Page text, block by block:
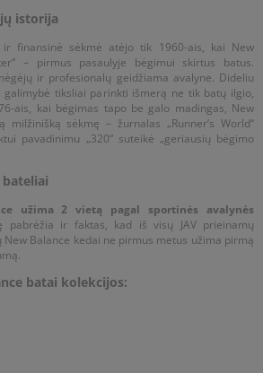
istorija
ir finansinė sėkmė atėjo tik 1960-ais, kai New
– pirmus pasaulyje bėgimui skirtus batus.
ir profesionalų geidžiama avalyne. Dideliu
galimybė tiksliai parinkti išmerą ne tik batų ilgio,
ais, kai bėgimas tapo be galo madingas, New
sėkmę – žurnalas „Runner‘s World“
pavadinimu „320“ suteikė „geriausių bėgimo
bateliai
užima 2 vietą pagal sportinės avalynės
pabrėžia ir faktas, kad iš visų JAV prieinamų
Balance kedai ne pirmus metus užima pirmą
batai kolekcijos: